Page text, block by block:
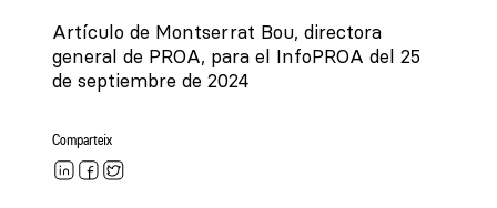
Artículo de Montserrat Bou, directora
general de PROA, para el InfoPROA del 25
de septiembre de 2024
Comparteix